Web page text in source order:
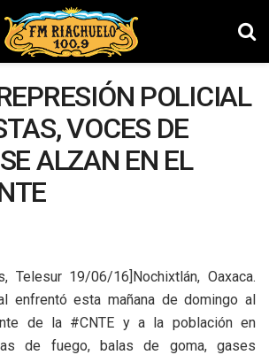
POLICIAL
VOCES DE
ALZAN EN EL
Telesur 19/06/16]Nochixtlán, Oaxaca.
enfrentó esta mañana de domingo al
de la #CNTE y a la población en
de fuego, balas de goma, gases